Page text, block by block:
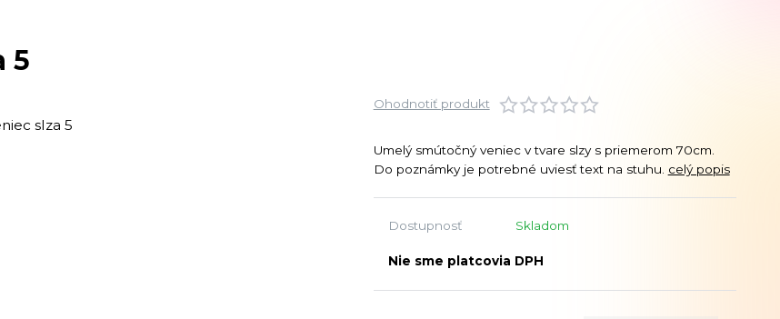
5
Ohodnotiť produkt
Umelý smútočný veniec v tvare slzy s priemerom 70cm.
Do poznámky je potrebné uviesť text na stuhu. celý popis
Dostupnosť Skladom
Nie sme platcovia DPH